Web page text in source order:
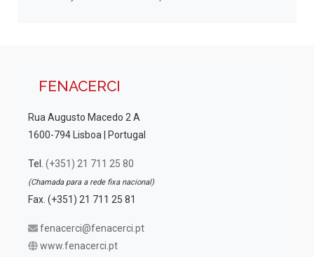
FENACERCI
Rua Augusto Macedo 2 A
1600-794 Lisboa | Portugal
Tel. (+351) 21 711 25 80
(Chamada para a rede fixa nacional)
Fax. (+351) 21 711 25 81
fenacerci@fenacerci.pt
www.fenacerci.pt